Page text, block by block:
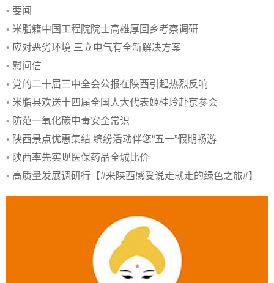
• 要闻
• 米脂籍中国工程院院士高雄厚回乡考察调研
• 应对恶劣环境 三立电气有全新解决方案
• 慰问信
• 党的二十届三中全会公报在陕西引起热烈反响
• 米脂县欢送十四届全国人大代表姬桂玲赴京参会
• 防范一氧化碳中毒安全常识
• 陕西景点优惠集结 缤纷活动伴您“五一”假期畅游
• 陕西率先实现医保药品全城比价
• 高质量发展调研行【#来陕西感受说走就走的绿色之旅#】